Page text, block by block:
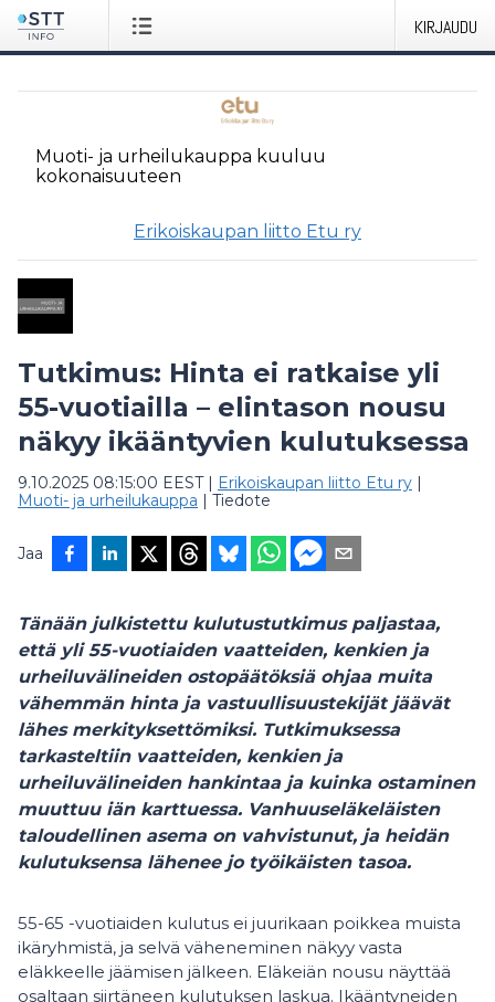
KIRJAUDU
Muoti- ja urheilukauppa kuuluu
kokonaisuuteen
Erikoiskaupan liitto Etu ry
Tutkimus: Hinta ei ratkaise yli
55-vuotiailla – elintason nousu
näkyy ikääntyvien kulutuksessa
9.10.2025 08:15:00 EEST| Erikoiskaupan liitto Etu ry |
Muoti- ja urheilukauppa | Tiedote
Jaa
Tänään julkistettu kulutustutkimus paljastaa,
että yli 55-vuotiaiden vaatteiden, kenkien ja
urheiluvälineiden ostopäätöksiä ohjaa muita
vähemmän hinta ja vastuullisuustekijät jäävät
lähes merkityksettömiksi. Tutkimuksessa
tarkasteltiin vaatteiden, kenkien ja
urheiluvälineiden hankintaa ja kuinka ostaminen
muuttuu iän karttuessa. Vanhuuseläkeläisten
taloudellinen asema on vahvistunut, ja heidän
kulutuksensa lähenee jo työikäisten tasoa.
55-65 -vuotiaiden kulutus ei juurikaan poikkea muista
ikäryhmistä, ja selvä väheneminen näkyy vasta
eläkkeelle jäämisen jälkeen. Eläkeiän nousu näyttää
osaltaan siirtäneen kulutuksen laskua. Ikääntyneiden